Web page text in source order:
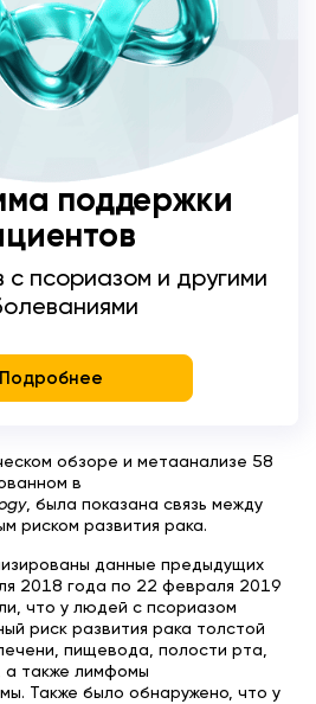
поддержки
с псориазом и другими
Подробнее
обзоре и метаанализе 58
в
, была показана связь между
риском развития рака.
данные предыдущих
2018 года по 22 февраля 2019
что у людей с псориазом
риск развития рака толстой
пищевода, полости рта,
а также лимфомы
Также было обнаружено, что у